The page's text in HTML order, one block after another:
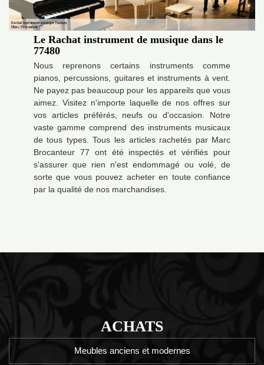
Le Rachat instrument de musique dans le
77480
Nous reprenons certains instruments comme
pianos, percussions, guitares et instruments à vent.
Ne payez pas beaucoup pour les appareils que vous
aimez. Visitez n'importe laquelle de nos offres sur
vos articles préférés, neufs ou d'occasion. Notre
vaste gamme comprend des instruments musicaux
de tous types. Tous les articles rachetés par Marc
Brocanteur 77 ont été inspectés et vérifiés pour
s'assurer que rien n'est endommagé ou volé, de
sorte que vous pouvez acheter en toute confiance
par la qualité de nos marchandises.
ACHATS
Meubles anciens et modernes